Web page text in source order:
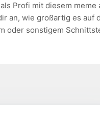
Profi mit diesem meme
an, wie großartig es auf
oder sonstigem